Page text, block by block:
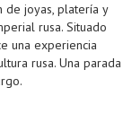
de joyas, platería y
rusa. Situado
una experiencia
rusa. Una parada